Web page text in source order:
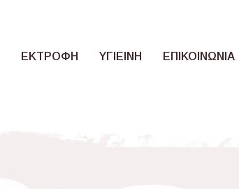
ΕΚΤΡΟΦΗ ΥΓΙΕΙΝΗ ΕΠΙΚΟΙΝΩΝΙΑ